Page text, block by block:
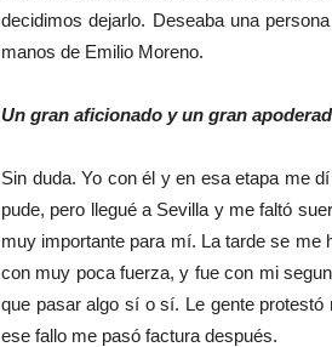
decidimos dejarlo. Deseaba una
manos de Emilio Moreno.
Un gran aficionado y un gran
Sin duda. Yo con él y en esa etapa me
pude, pero llegué a Sevilla y me faltó
muy importante para mí. La tarde se me
con muy poca fuerza, y fue con mi
que pasar algo sí o sí. Le gente
ese fallo me pasó factura después.